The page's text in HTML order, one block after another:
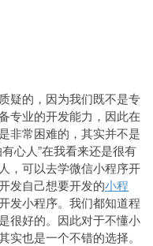
疑的，因为我们既不是专
专业的开发能力，因此在
非常困难的，其实并不是
心人”在我看来还是很有
，可以去学微信小程序开
发自己想要开发的小程
发小程序。我们都知道程
很好的。因此对于不懂小
也是一个不错的选择。